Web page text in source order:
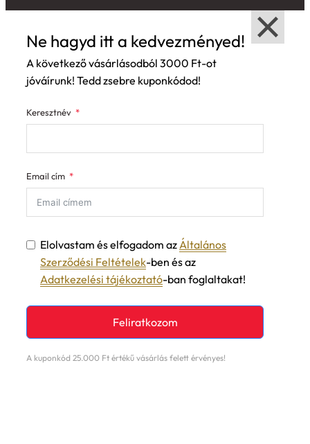
Ne hagyd itt a kedvezményed!
A következő vásárlásodból 3000 Ft-ot
jóváírunk! Tedd zsebre kuponkódod!
Keresztnév
Email cím
Elolvastam és elfogadom az Általános
Szerződési Feltételek-ben és az
Adatkezelési tájékoztató-ban foglaltakat!
Feliratkozom
A kuponkód 25.000 Ft értékű vásárlás felett érvényes!